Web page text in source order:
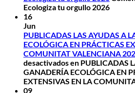
Ecologiza tu orgullo 2026
16
Jun
PUBLICADAS LAS AYUDAS A
ECOLÓGICA EN PRÁCTICAS
COMUNITAT VALENCIANA
desactivadosen PUBLICADAS
GANADERÍA ECOLÓGICA EN
EXTENSIVAS EN LA
09